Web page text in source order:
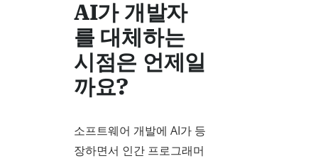
AI가 개발자
를 대체하는
시점은 언제일
까요?
소프트웨어 개발에 AI가 등
장하면서 인간 프로그래머